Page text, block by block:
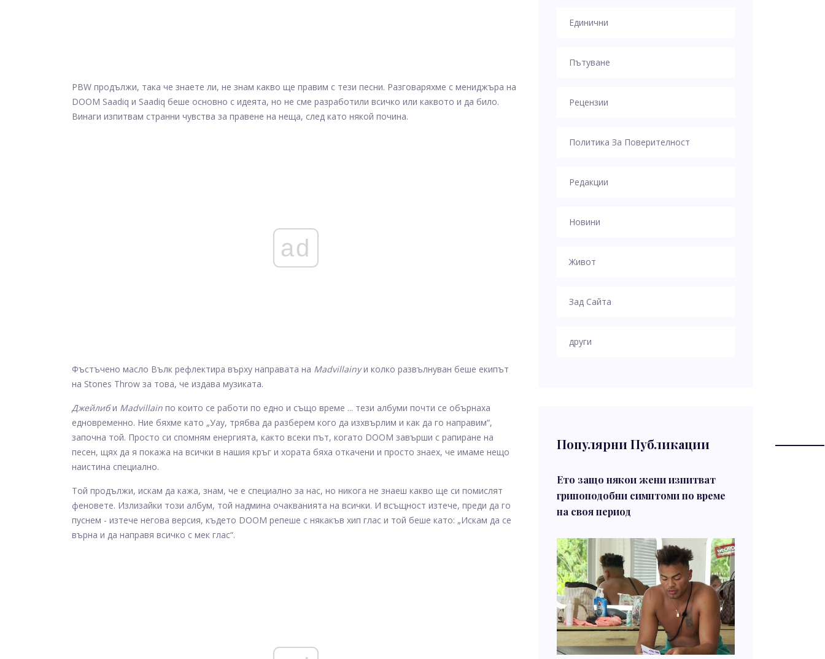
PBW продължи, така че знаете ли, не знам какво ще правим с тези песни. Разговаряхме с мениджъра на
DOOM Saadiq и Saadiq беше основно с идеята, но не сме разработили всичко или каквото и да било.
Винаги изпитвам странни чувства за правене на неща, след като някой почина.
ad
Фъстъчено масло Вълк рефлектира върху направата на Madvillainyи колко развълнуван беше екипът
на Stones Throw за това, че издава музиката.
Джейлиби Madvillain по които се работи по едно и също време ... тези албуми почти се обърнаха
едновременно. Ние бяхме като „Уау, трябва да разберем кого да изхвърлим и как да го направим“,
започна той. Просто си спомням енергията, както всеки път, когато DOOM завърши с рапиране на
песен, щях да я покажа на всички в нашия кръг и хората бяха откачени и просто знаех, че имаме нещо
наистина специално.
Той продължи, искам да кажа, знам, че е специално за нас, но никога не знаеш какво ще си помислят
феновете. Излизайки този албум, той надмина очакванията на всички. И всъщност изтече, преди да го
пуснем - изтече негова версия, където DOOM репеше с някакъв хип глас и той беше като: „Искам да се
върна и да направя всичко с мек глас“.
Единични
Пътуване
Рецензии
Политика За Поверителност
Редакции
Новини
Живот
Зад Сайта
други
Популярни Публикации
Ето защо някои жени изпитват
грипоподобни симптоми по време
на своя период